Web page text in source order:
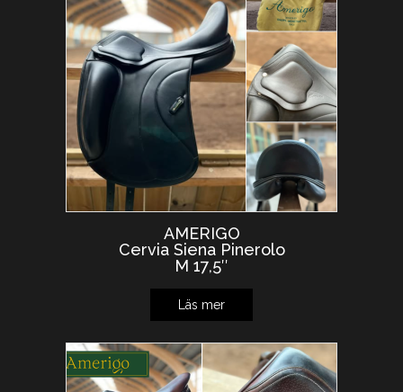
AMERIGO
Cervia Siena Pinerolo
M 17,5″
Läs mer